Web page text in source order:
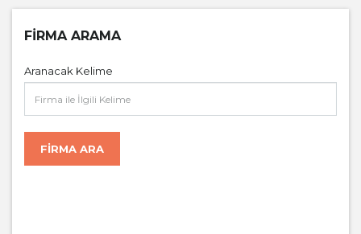
FIRMA ARAMA
Aranacak Kelime
FIRMA ARA